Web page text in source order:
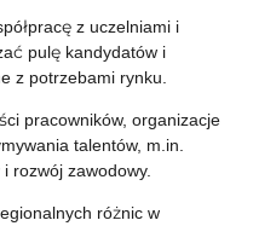
z uczelniami i
pulę kandydatów i
z potrzebami rynku.
pracowników, organizacje
talentów, m.in.
rozwój zawodowy.
różnic w